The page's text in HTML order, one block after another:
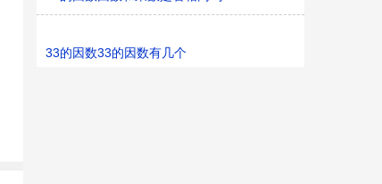
33的因数33的因数有几个